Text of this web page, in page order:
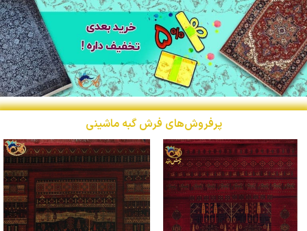
پرفروش‌های فرش گبه ماشینی